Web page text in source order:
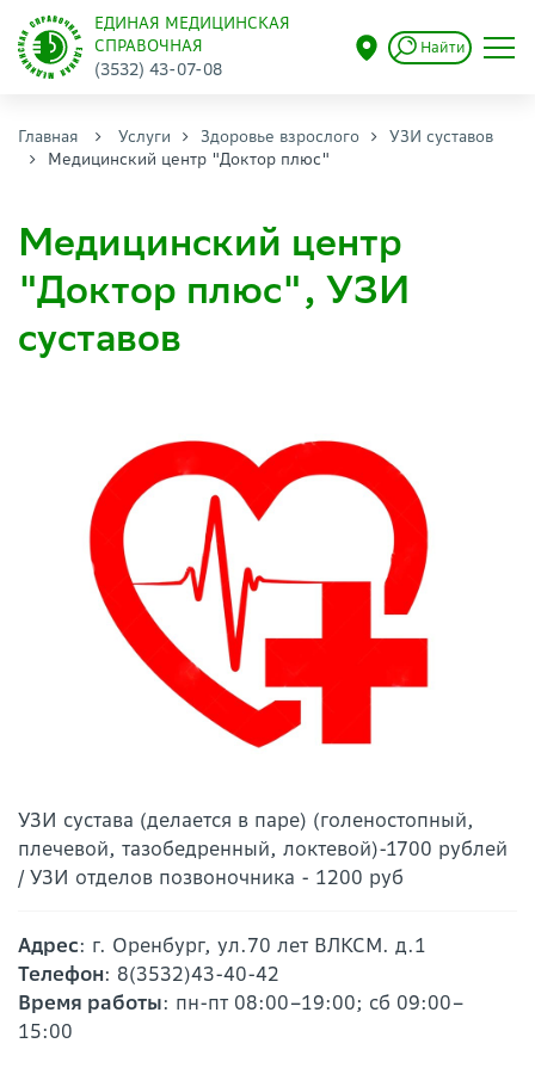
ЕДИНАЯ МЕДИЦИНСКАЯ
СПРАВОЧНАЯ
(3532) 43-07-08
Найти
Главная Услуги Здоровье взрослого
УЗИ суставов
Медицинский центр "Доктор плюс"
Медицинский центр
"Доктор плюс", УЗИ
суставов
УЗИ сустава (делается в паре) (голеностопный,
плечевой, тазобедренный, локтевой)-1700 рублей
/ УЗИ отделов позвоночника - 1200 руб
Адрес: г. Оренбург, ул.70 лет ВЛКСМ. д.1
Телефон: 8(3532)43-40-42
Время работы: пн-пт 08:00–19:00; сб 09:00–
15:00